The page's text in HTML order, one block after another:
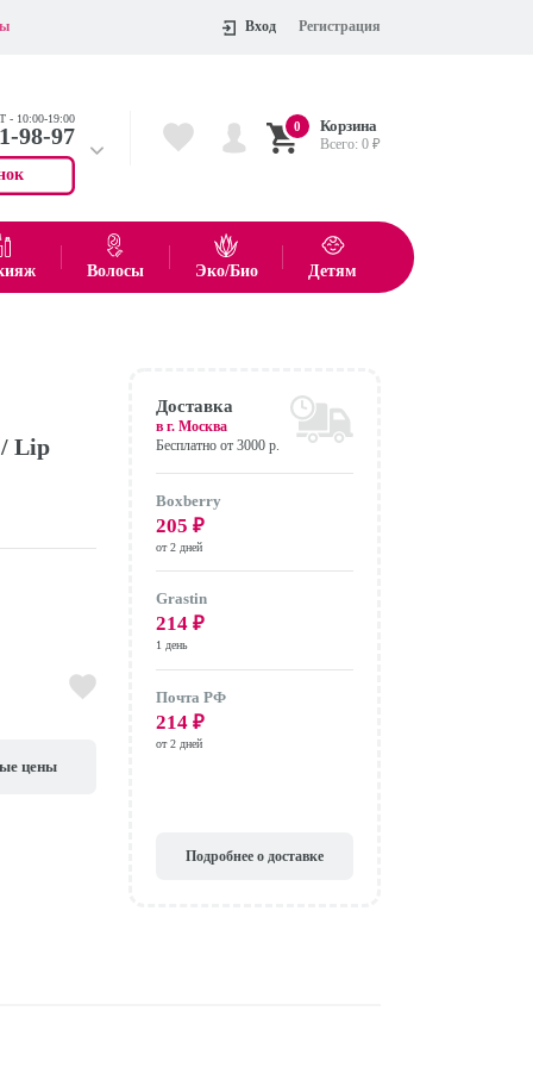
Вход Регистрация
- 10:00-19:00
98-97
55-75
0 Корзина
Всего:0 ₽
показать все товары
Волосы Эко/Био Детям
Lip
цены
Доставка
в г.Москва
Бесплатно от 3000 р.
Boxberry
205 ₽
от 2 дней
Grastin
214 ₽
1 день
Почта РФ
214 ₽
от 2 дней
Подробнее о доставке